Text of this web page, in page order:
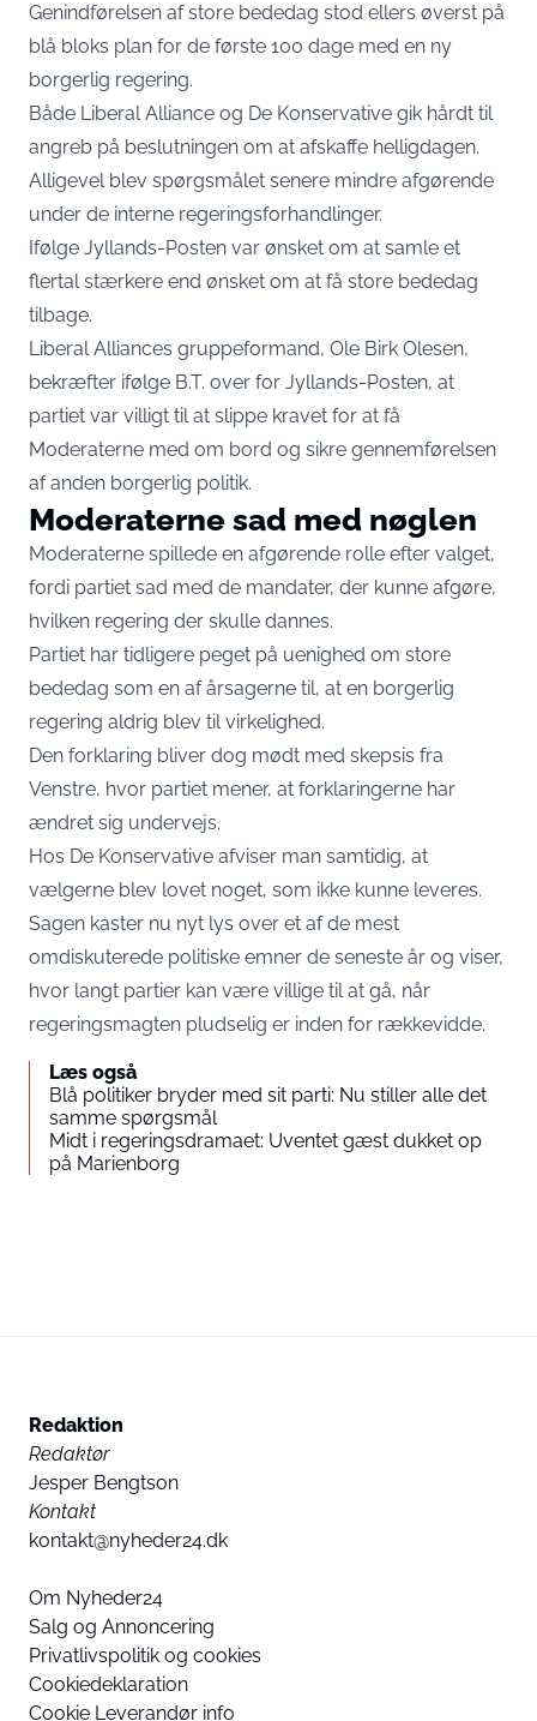
Genindførelsen af store bededag stod ellers øverst på
blå bloks plan for de første 100 dage med en ny
borgerlig regering.
Både Liberal Alliance og De Konservative gik hårdt til
angreb på beslutningen om at afskaffe helligdagen.
Alligevel blev spørgsmålet senere mindre afgørende
under de interne regeringsforhandlinger.
Ifølge Jyllands-Posten var ønsket om at samle et
flertal stærkere end ønsket om at få store bededag
tilbage.
Liberal Alliances gruppeformand, Ole Birk Olesen,
bekræfter ifølge B.T. over for Jyllands-Posten, at
partiet var villigt til at slippe kravet for at få
Moderaterne med om bord og sikre gennemførelsen
af anden borgerlig politik.
Moderaterne sad med nøglen
Moderaterne spillede en afgørende rolle efter valget,
fordi partiet sad med de mandater, der kunne afgøre,
hvilken regering der skulle dannes.
Partiet har tidligere peget på uenighed om store
bededag som en af årsagerne til, at en borgerlig
regering aldrig blev til virkelighed.
Den forklaring bliver dog mødt med skepsis fra
Venstre, hvor partiet mener, at forklaringerne har
ændret sig undervejs.
Hos De Konservative afviser man samtidig, at
vælgerne blev lovet noget, som ikke kunne leveres.
Sagen kaster nu nyt lys over et af de mest
omdiskuterede politiske emner de seneste år og viser,
hvor langt partier kan være villige til at gå, når
regeringsmagten pludselig er inden for rækkevidde.
Læs også
Blå politiker bryder med sit parti: Nu stiller alle det
samme spørgsmål
Midt i regeringsdramaet: Uventet gæst dukket op
på Marienborg
Redaktion
Redaktør
Jesper Bengtson
Kontakt
kontakt@nyheder24.dk
Om Nyheder24
Salg og Annoncering
Privatlivspolitik og cookies
Cookiedeklaration
Cookie Leverandør info